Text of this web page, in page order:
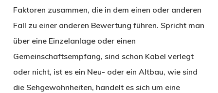
Faktoren zusammen, die in dem einen oder anderen
Fall zu einer anderen Bewertung führen. Spricht man
über eine Einzelanlage oder einen
Gemeinschaftsempfang, sind schon Kabel verlegt
oder nicht, ist es ein Neu- oder ein Altbau, wie sind
die Sehgewohnheiten, handelt es sich um eine